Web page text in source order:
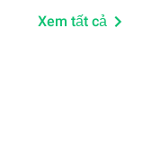
Xem tất cả